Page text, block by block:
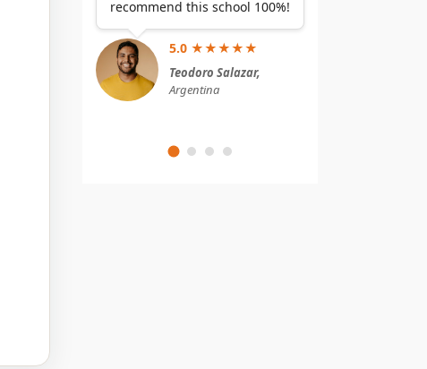
recommend this school 100%!
5.0 ★★★★★
Teodoro Salazar,
Argentina